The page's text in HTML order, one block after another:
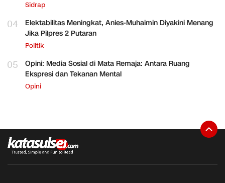
Sidrap
04
Elektabilitas Meningkat, Anies-Muhaimin Diyakini Menang
Jika Pilpres 2 Putaran
Politik
05
Opini: Media Sosial di Mata Remaja: Antara Ruang
Ekspresi dan Tekanan Mental
Opini